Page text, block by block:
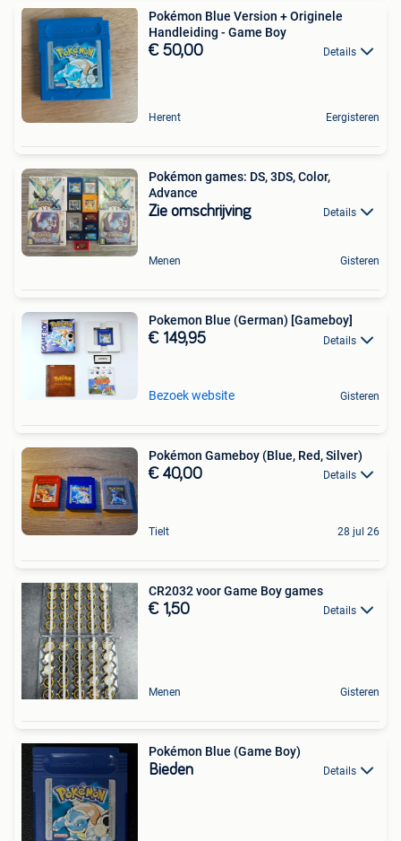
Pokémon Blue Version + Originele
Handleiding - Game Boy
€ 50,00 Details
Herent Eergisteren
Pokémon games: DS, 3DS, Color,
Advance
Zie omschrijving Details
Menen Gisteren
Pokemon Blue (German) [Gameboy]
€ 149,95 Details
Bezoek website Gisteren
Pokémon Gameboy (Blue, Red, Silver)
€ 40,00 Details
Tielt 28 jul 26
CR2032 voor Game Boy games
€ 1,50 Details
Menen Gisteren
Pokémon Blue (Game Boy)
Bieden Details